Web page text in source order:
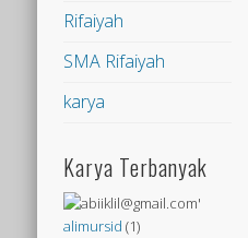
Rifaiyah
SMA Rifaiyah
karya
Karya Terbanyak
alimursid (1)